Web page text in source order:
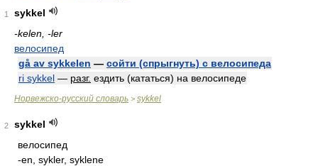
1
sykkel
-kelen, -ler
велосипед
gå av sykkelen — сойти (спрыгнуть) с велосипеда
ri sykkel — разг. ездить (кататься) на велосипеде
Норвежско-русский словарь > sykkel
2
sykkel
велосипед
-en, sykler, syklene